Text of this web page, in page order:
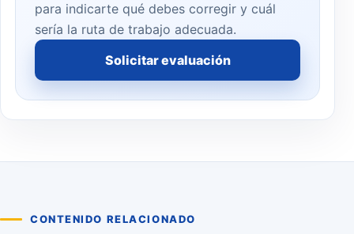
para indicarte qué debes corregir y cuál
sería la ruta de trabajo adecuada.
Solicitar evaluación
CONTENIDO RELACIONADO